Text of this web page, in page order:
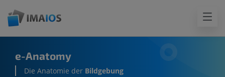
e-Anatomy
Die Anatomie der Bildgebung